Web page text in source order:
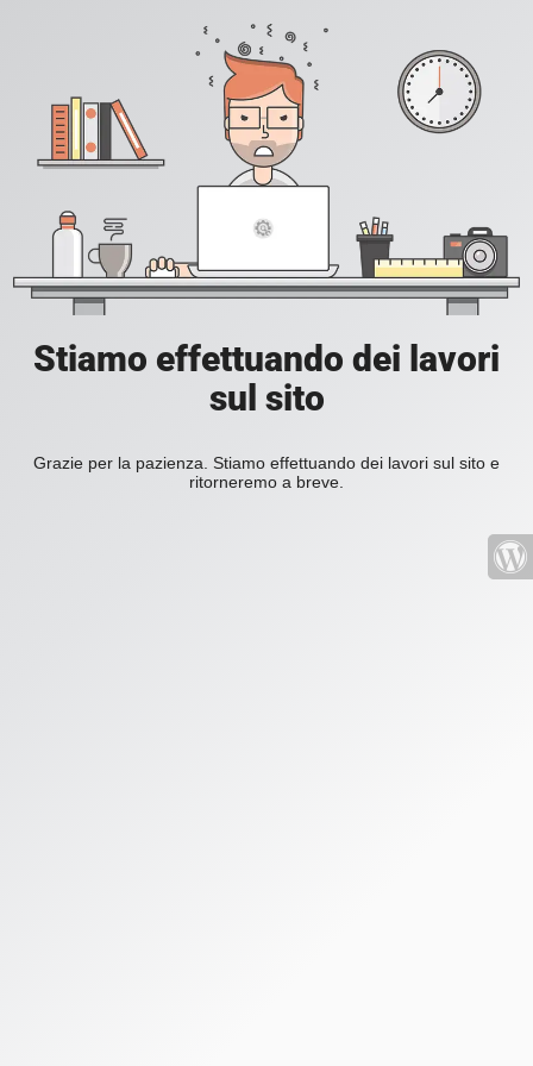
Stiamo effettuando dei lavori
sul sito
Grazie per la pazienza. Stiamo effettuando dei lavori sul sito e
ritorneremo a breve.